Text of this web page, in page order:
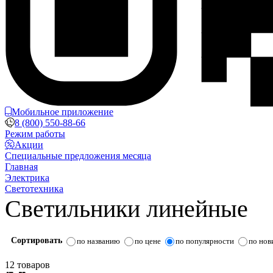
Мобильное приложение
8 (800) 550-88-66
Режим работы
Акции
Специальные предложения месяца
Главная
Электрика
Светотехника
Светильники линейные
Сортировать по названию по цене по популярности по
12 товаров